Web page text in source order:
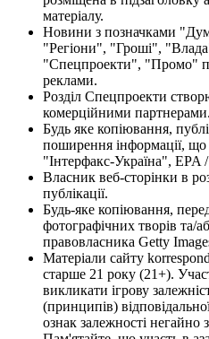
матеріалу.
Новини з позначками
"Регіони", "Гроші",
"Спецпроекти", "Промо"
реклами.
Розділ Спецпроекти
комерційними партнерами.
Будь яке копіювання,
поширення інформації, що
"Інтерфакс-Україна", EPA
Власник веб-сторінки в
публікації.
Будь-яке копіювання,
фотографічних творів та/
правовласника Getty
Матеріали сайту
старше 21 року (21+).
викликати ігрову
(принципів)
ознак залежності негайно